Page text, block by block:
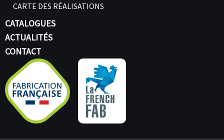
CARTE DES RÉALISATIONS
CATALOGUES
ACTUALITÉS
CONTACT